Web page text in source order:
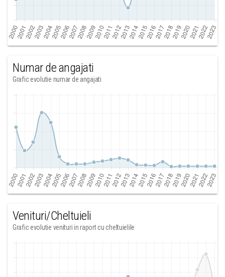
Numar de angajati
Grafic evolutie numar de angajati
Venituri/Cheltuieli
Grafic evolutie venituri in raport cu cheltuielile